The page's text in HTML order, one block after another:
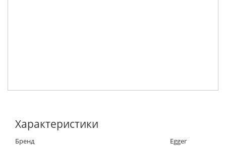
Характеристики
Бренд
Egger